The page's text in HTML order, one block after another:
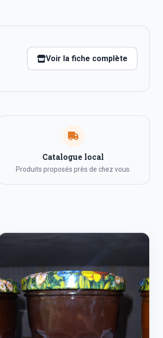
Voir la fiche complète
Catalogue local
Produits proposés près de chez vous.